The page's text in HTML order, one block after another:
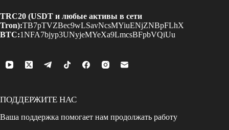
TRC20 (USDT и любые активы в сети
Tron):TB7pTVZBec9wLSavNcsMYiuENjZNBpFLhX
BTC:1NFA7bjyp3UNyjeMYeXa9LmcsBFpbVQiUu
ПОДДЕРЖИТЕ НАС
Ваша поддержка помогает нам продолжать работу